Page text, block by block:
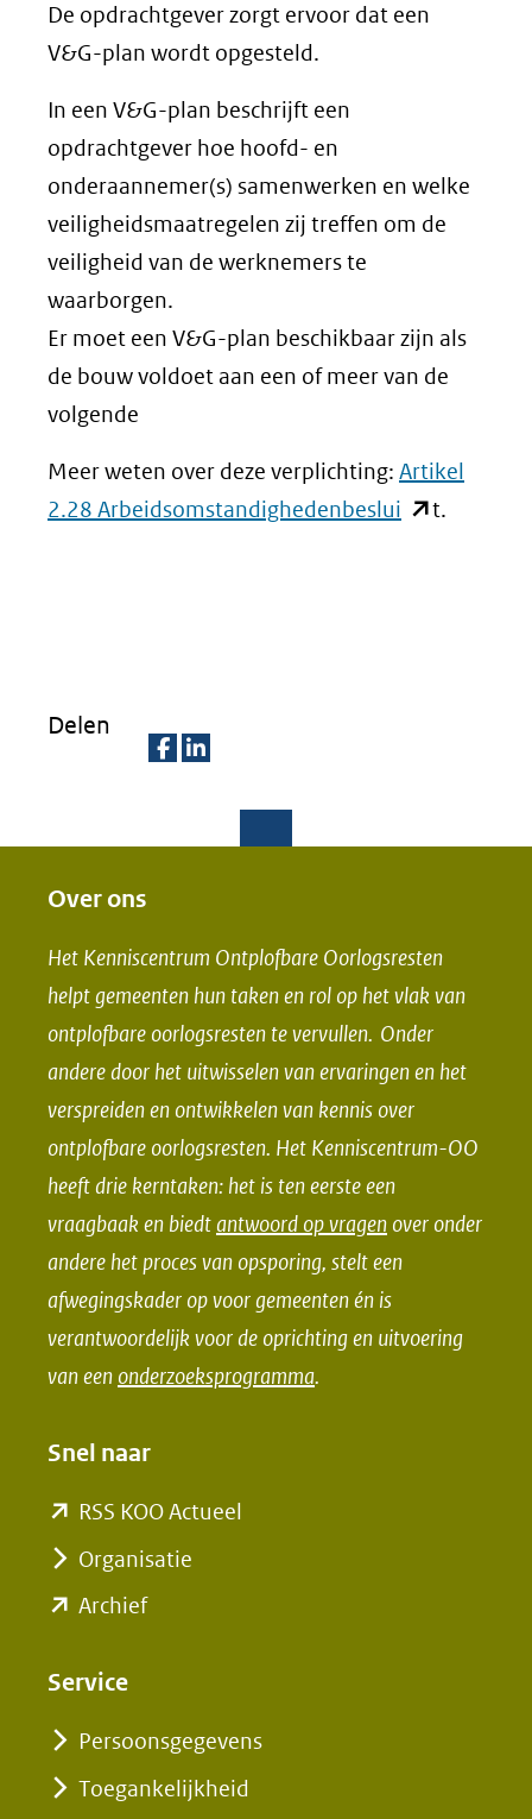
De opdrachtgever zorgt ervoor dat een
V&G-plan wordt opgesteld.
In een V&G-plan beschrijft een
opdrachtgever hoe hoofd- en
onderaannemer(s) samenwerken en welke
veiligheidsmaatregelen zij treffen om de
veiligheid van de werknemers te
waarborgen.
Er moet een V&G-plan beschikbaar zijn als
de bouw voldoet aan een of meer van de
volgende
Meer weten over deze verplichting: Artikel
2.28 Arbeidsomstandighedenbeslui (opent
t.
Delen
o
p
F
a
c
e
b
o
o
k
(opent
nieuw
naar
andere
o
p
L
i
n
k
e
d
I
n
(opent
nieuw
naar
andere
Over ons
Het Kenniscentrum Ontplofbare Oorlogsresten
helpt gemeenten hun taken en rol op het vlak van
ontplofbare oorlogsresten te vervullen. Onder
andere door het uitwisselen van ervaringen en het
verspreiden en ontwikkelen van kennis over
ontplofbare oorlogsresten. Het Kenniscentrum-OO
heeft drie kerntaken: het is ten eerste een
vraagbaak en biedtantwoord op vragen over onder
andere het proces van opsporing, stelt een
afwegingskader op voor gemeenten én is
verantwoordelijk voor de oprichting en uitvoering
van een onderzoeksprogramma.
Snel naar
RSS KOO Actueel
een
andere
Organisatie
Archief(opent
(verwijst
naar
Service
Persoonsgegevens
Toegankelijkheid